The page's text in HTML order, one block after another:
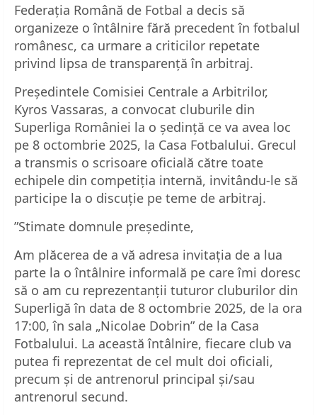
Federația Română de Fotbal a decis să
organizeze o întâlnire fără precedent în fotbalul
românesc, ca urmare a criticilor repetate
privind lipsa de transparență în arbitraj.
Președintele Comisiei Centrale a Arbitrilor,
Kyros Vassaras, a convocat cluburile din
Superliga României la o ședință ce va avea loc
pe 8 octombrie 2025, la Casa Fotbalului. Grecul
a transmis o scrisoare oficială către toate
echipele din competiția internă, invitându-le să
participe la o discuție pe teme de arbitraj.
”Stimate domnule președinte,
Am plăcerea de a vă adresa invitația de a lua
parte la o întâlnire informală pe care îmi doresc
să o am cu reprezentanții tuturor cluburilor din
Superligă în data de 8 octombrie 2025, de la ora
17:00, în sala „Nicolae Dobrin” de la Casa
Fotbalului. La această întâlnire, fiecare club va
putea fi reprezentat de cel mult doi oficiali,
precum și de antrenorul principal și/sau
antrenorul secund.